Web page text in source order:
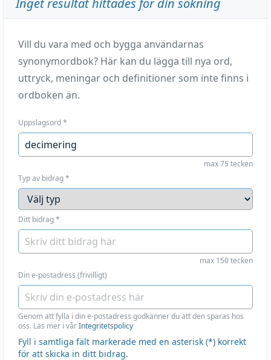
Inget resultat hittades för din sökning
Vill du vara med och bygga användarnas
synonymordbok? Här kan du lägga till nya ord,
uttryck, meningar och definitioner som inte finns i
ordboken än.
Uppslagsord*
max 75 tecken
Typ av bidrag*
Ditt bidrag*
max 150 tecken
Din e-postadress (frivilligt)
Genom att fylla i din e-postadress godkänner du att den sparas hos
oss. Läs mer i vårIntegritetspolicy
Fyll i samtliga fält markerade med en asterisk (*) korrekt
för att skicka in ditt bidrag.